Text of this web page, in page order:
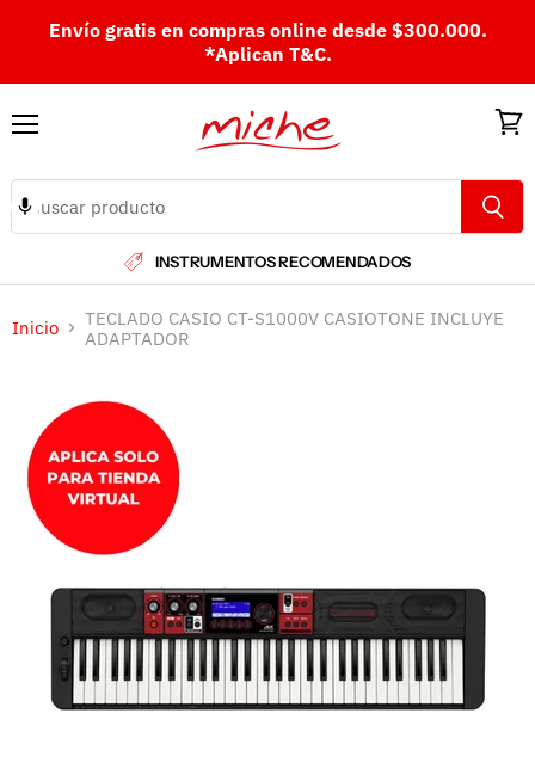
Envío gratis en compras online desde $300.000.
*Aplican T&C.
INSTRUMENTOS RECOMENDADOS
Inicio
TECLADO CASIO CT-S1000V CASIOTONE INCLUYE
ADAPTADOR